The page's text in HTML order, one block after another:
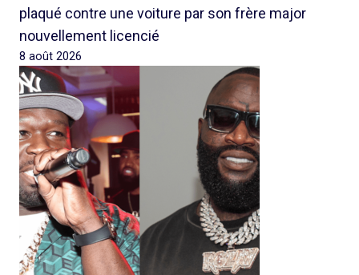
plaqué contre une voiture par son frère major
nouvellement licencié
8 août 2026